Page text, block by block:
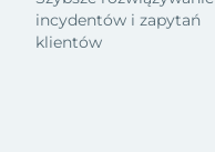
incydentów i zapytań
klientów